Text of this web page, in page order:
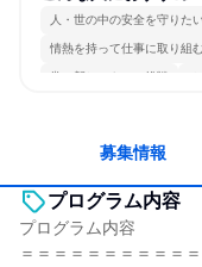
人・世の中の安全を守りた
情熱を持って仕事に取り組
常に新しいものに挑戦
募集情報
プログラム内容
プログラム内容
＝＝＝＝＝＝＝＝＝＝